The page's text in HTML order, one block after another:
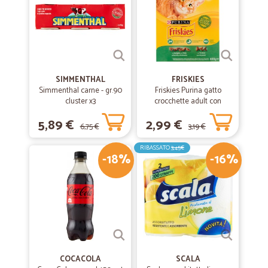
SIMMENTHAL
Simmenthal carne - gr.90
cluster x3
5,89 € 6,75 €
FRISKIES
Friskies Purina gatto
crocchette adult con
coniglio, pollo e verdure
scatola gr.400
2,99 € 3,19 €
-18%
COCACOLA
-16%
RIBASSATO3,45€
SCALA